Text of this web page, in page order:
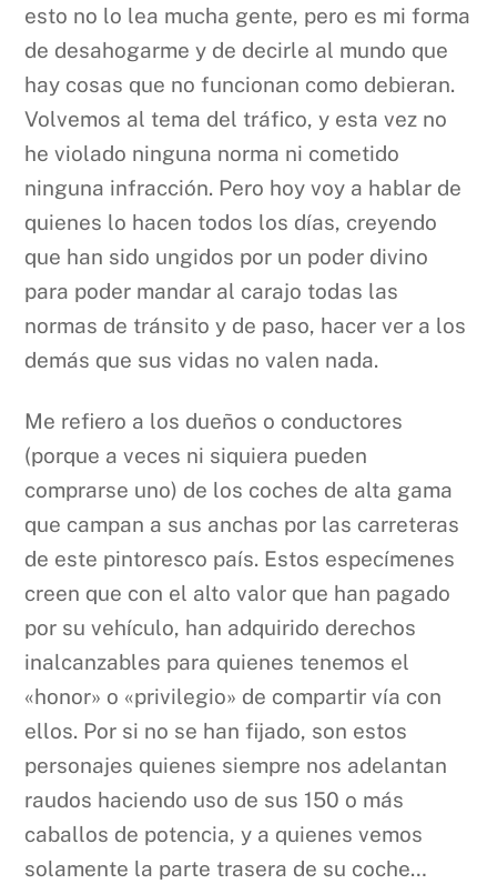
esto no lo lea mucha gente, pero es mi forma
de desahogarme y de decirle al mundo que
hay cosas que no funcionan como debieran.
Volvemos al tema del tráfico, y esta vez no
he violado ninguna norma ni cometido
ninguna infracción. Pero hoy voy a hablar de
quienes lo hacen todos los días, creyendo
que han sido ungidos por un poder divino
para poder mandar al carajo todas las
normas de tránsito y de paso, hacer ver a los
demás que sus vidas no valen nada.
Me refiero a los dueños o conductores
(porque a veces ni siquiera pueden
comprarse uno) de los coches de alta gama
que campan a sus anchas por las carreteras
de este pintoresco país. Estos especímenes
creen que con el alto valor que han pagado
por su vehículo, han adquirido derechos
inalcanzables para quienes tenemos el
«honor» o «privilegio» de compartir vía con
ellos. Por si no se han fijado, son estos
personajes quienes siempre nos adelantan
raudos haciendo uso de sus 150 o más
caballos de potencia, y a quienes vemos
solamente la parte trasera de su coche…